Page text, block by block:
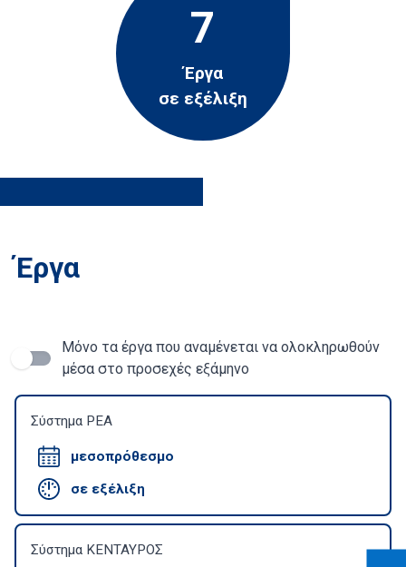
7
Έργα
σε εξέλιξη
Έργα
Μόνο τα έργα που αναμένεται να ολοκληρωθούν
μέσα στο προσεχές εξάμηνο
Σύστημα ΡΕΑ
μεσοπρόθεσμο
σε εξέλιξη
Σύστημα ΚΕΝΤΑΥΡΟΣ